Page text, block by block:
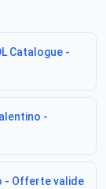
Catalogue -
-
- Offerte valide